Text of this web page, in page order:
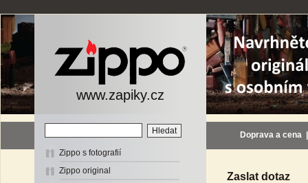
www.zapiky.cz
Zippo s fotografií
Zippo original
Doprava a cena
Zaslat dotaz